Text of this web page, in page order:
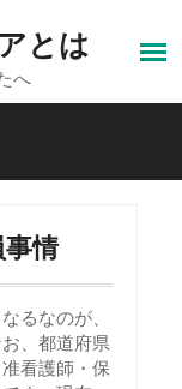
とは
へ
情
るなのが、
、都道府県
看護師・保